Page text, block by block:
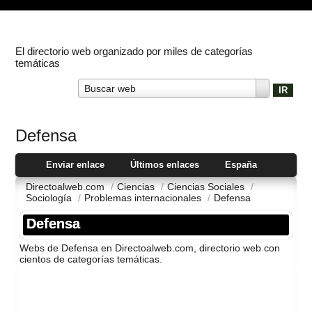
El directorio web organizado por miles de categorías
temáticas
Buscar web
Defensa
Enviar enlace Últimos enlaces España
Directoalweb.com / Ciencias / Ciencias Sociales /
Sociologí­a
/ Problemas internacionales / Defensa
Defensa
Webs de Defensa en Directoalweb.com, directorio web con
cientos de categorí­as temáticas.